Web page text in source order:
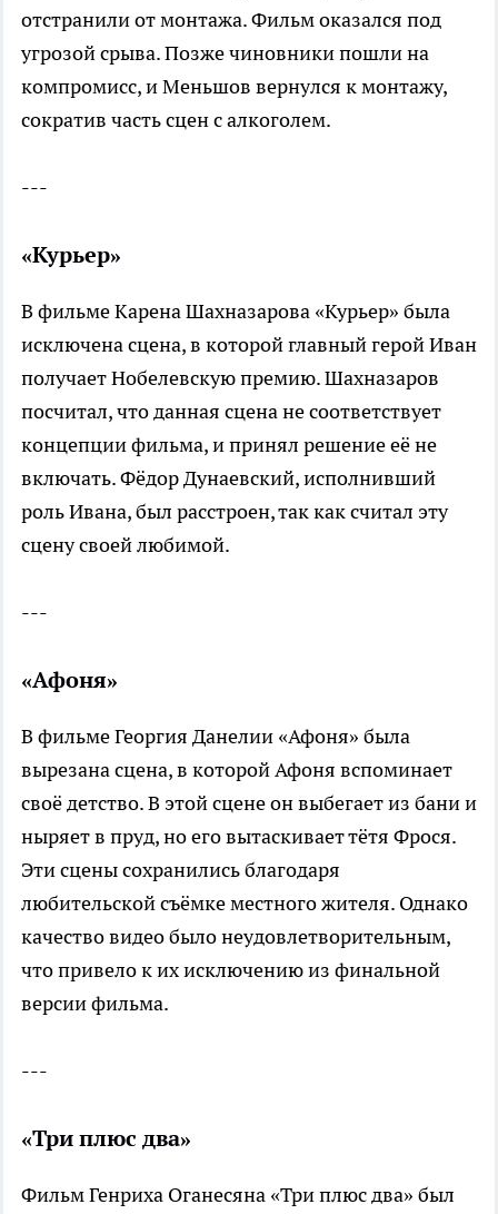
отстранили от монтажа. Фильм оказался под
угрозой срыва. Позже чиновники пошли на
компромисс, и Меньшов вернулся к монтажу,
сократив часть сцен с алкоголем.
---
«Курьер»
В фильме Карена Шахназарова «Курьер» была
исключена сцена, в которой главный герой Иван
получает Нобелевскую премию. Шахназаров
посчитал, что данная сцена не соответствует
концепции фильма, и принял решение её не
включать. Фёдор Дунаевский, исполнивший
роль Ивана, был расстроен, так как считал эту
сцену своей любимой.
---
«Афоня»
В фильме Георгия Данелии «Афоня» была
вырезана сцена, в которой Афоня вспоминает
своё детство. В этой сцене он выбегает из бани и
ныряет в пруд, но его вытаскивает тётя Фрося.
Эти сцены сохранились благодаря
любительской съёмке местного жителя. Однако
качество видео было неудовлетворительным,
что привело к их исключению из финальной
версии фильма.
---
«Три плюс два»
Фильм Генриха Оганесяна «Три плюс два» был